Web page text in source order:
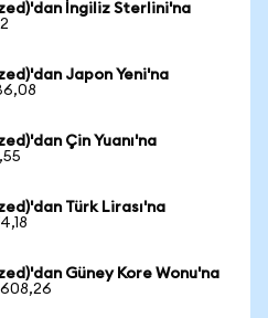
İngiliz Sterlini'na
Japon Yeni'na
Çin Yuanı'na
Türk Lirası'na
Güney Kore Wonu'na